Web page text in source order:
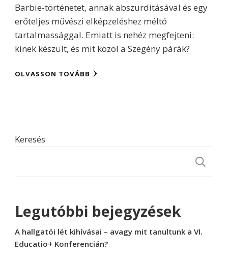
Barbie-történetet, annak abszurditásával és egy
erőteljes művészi elképzeléshez méltó
tartalmassággal. Emiatt is nehéz megfejteni:
kinek készült, és mit közöl a Szegény párák?
OLVASSON TOVÁBB
Keresés
Legutóbbi bejegyzések
A hallgatói lét kihívásai – avagy mit tanultunk a VI.
Educatio+ Konferencián?